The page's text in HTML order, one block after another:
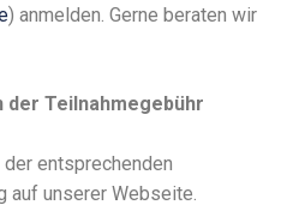
) anmelden. Gerne beraten wir
der Teilnahmegebühr
entsprechenden
auf unserer Webseite.